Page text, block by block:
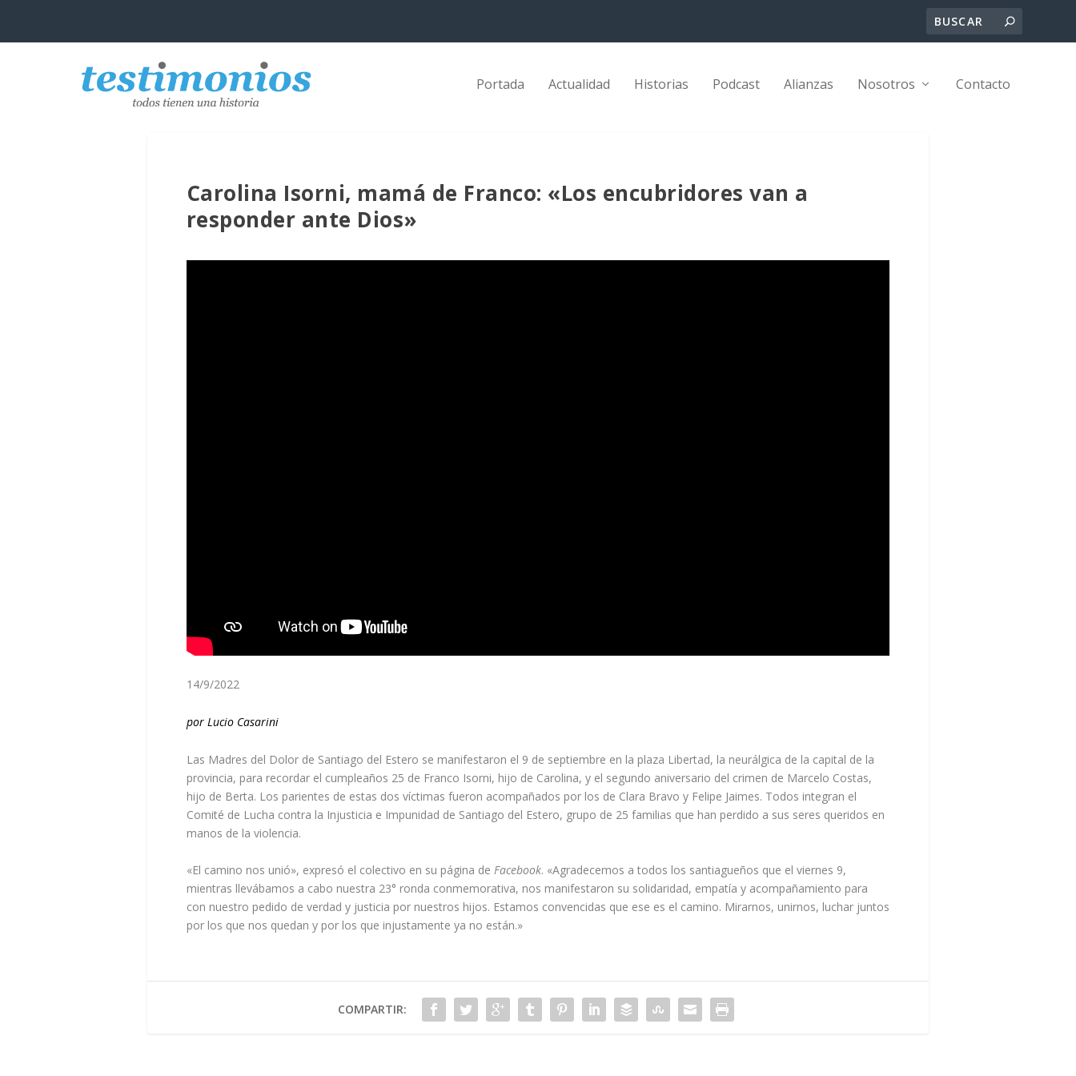
Portada Actualidad Historias Podcast Alianzas Nosotros Contacto
Carolina Isorni, mamá de Franco: «Los encubridores van a
responder ante Dios»
14/9/2022
por Lucio Casarini
Las Madres del Dolor de Santiago del Estero se manifestaron el 9 de septiembre en la plaza Libertad, la neurálgica de la capital de la
provincia, para recordar el cumpleaños 25 de Franco Isorni, hijo de Carolina, y el segundo aniversario del crimen de Marcelo Costas,
hijo de Berta. Los parientes de estas dos víctimas fueron acompañados por los de Clara Bravo y Felipe Jaimes. Todos integran el
Comité de Lucha contra la Injusticia e Impunidad de Santiago del Estero, grupo de 25 familias que han perdido a sus seres queridos en
manos de la violencia.
«El camino nos unió», expresó el colectivo en su página de Facebook. «Agradecemos a todos los santiagueños que el viernes 9,
mientras llevábamos a cabo nuestra 23° ronda conmemorativa, nos manifestaron su solidaridad, empatía y acompañamiento para
con nuestro pedido de verdad y justicia por nuestros hijos. Estamos convencidas que ese es el camino. Mirarnos, unirnos, luchar juntos
por los que nos quedan y por los que injustamente ya no están.»
COMPARTIR: